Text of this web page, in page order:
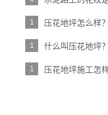
1 压花地坪怎么样？
1 什么叫压花地坪
1 压花地坪施工怎